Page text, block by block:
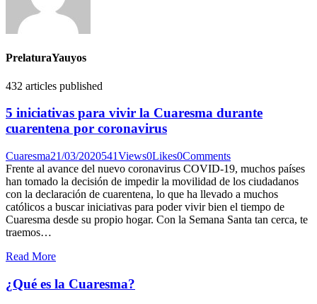
PrelaturaYauyos
432 articles published
5 iniciativas para vivir la Cuaresma durante
cuarentena por coronavirus
Cuaresma21/03/2020541Views0Likes0Comments
Frente al avance del nuevo coronavirus COVID-19, muchos países
han tomado la decisión de impedir la movilidad de los ciudadanos
con la declaración de cuarentena, lo que ha llevado a muchos
católicos a buscar iniciativas para poder vivir bien el tiempo de
Cuaresma desde su propio hogar. Con la Semana Santa tan cerca, te
traemos…
Read More
¿Qué es la Cuaresma?